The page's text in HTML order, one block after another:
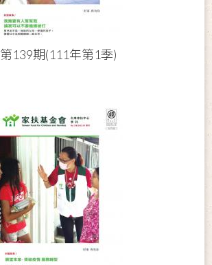
第139期(111年第1季)